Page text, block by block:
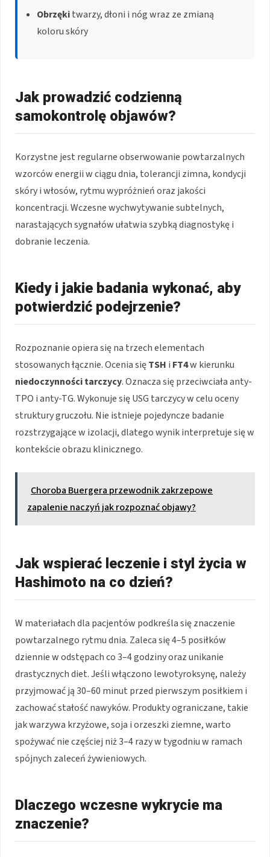
Obrzękitwarzy, dłoni i nóg wraz ze zmianą
koloru skóry
Jak prowadzić codzienną
samokontrolę objawów?
Korzystne jest regularne obserwowanie powtarzalnych
wzorców energii w ciągu dnia, tolerancji zimna, kondycji
skóry i włosów, rytmu wypróżnień oraz jakości
koncentracji. Wczesne wychwytywanie subtelnych,
narastających sygnałów ułatwia szybką diagnostykę i
dobranie leczenia.
Kiedy i jakie badania wykonać, aby
potwierdzić podejrzenie?
Rozpoznanie opiera się na trzech elementach
stosowanych łącznie. Ocenia sięTSH i FT4w kierunku
niedoczynności tarczycy. Oznacza się przeciwciała anty-
TPO i anty-TG. Wykonuje się USG tarczycy w celu oceny
struktury gruczołu. Nie istnieje pojedyncze badanie
rozstrzygające w izolacji, dlatego wynik interpretuje się w
kontekście obrazu klinicznego.
Choroba Buergera przewodnik zakrzepowe
zapalenie naczyń jak rozpoznać objawy?
Jak wspierać leczenie i styl życia w
Hashimoto na co dzień?
W materiałach dla pacjentów podkreśla się znaczenie
powtarzalnego rytmu dnia. Zaleca się 4–5 posiłków
dziennie w odstępach co 3–4 godziny oraz unikanie
drastycznych diet. Jeśli włączono lewotyroksynę, należy
przyjmować ją 30–60 minut przed pierwszym posiłkiem i
zachować stałość nawyków. Produkty ograniczane, takie
jak warzywa krzyżowe, soja i orzeszki ziemne, warto
spożywać nie częściej niż 3–4 razy w tygodniu w ramach
spójnych zaleceń żywieniowych.
Dlaczego wczesne wykrycie ma
znaczenie?